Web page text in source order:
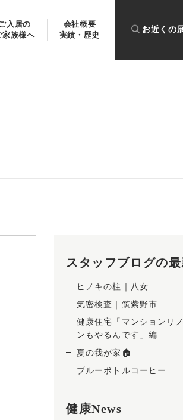
入居の
家族様へ
会社概要
実績・歴史
お近くの
スタッフブログの
ヒノキの柱｜八女
気密検査｜筑紫野市
健康住宅「マンションリ
ンもやるんです」編
夏の我が家🏠
ブルーボトルコーヒー
健康News